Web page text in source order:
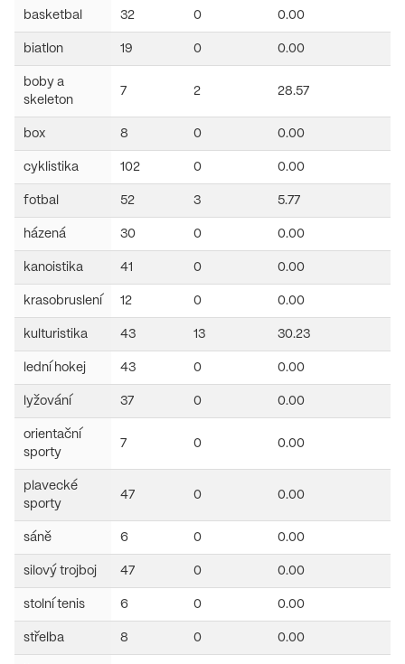
basketbal 32 0 0.00
biatlon 19 0 0.00
boby a
skeleton
7 2 28.57
box 8 0 0.00
cyklistika 102 0 0.00
fotbal 52 3 5.77
házená 30 0 0.00
kanoistika 41 0 0.00
krasobruslení 12 0 0.00
kulturistika 43 13 30.23
lední hokej 43 0 0.00
lyžování 37 0 0.00
orientační
sporty
7 0 0.00
plavecké
sporty
47 0 0.00
sáně 6 0 0.00
silový trojboj 47 0 0.00
stolní tenis 6 0 0.00
střelba 8 0 0.00